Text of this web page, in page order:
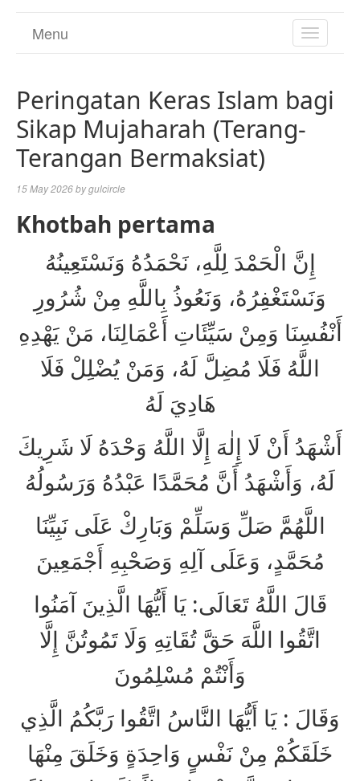
TOGGLE
Menu
Peringatan Keras Islam bagi
Sikap Mujaharah (Terang-
Terangan Bermaksiat)
15 May 2026bygulcircle
Khotbah pertama
إِنَّ الْحَمْدَ لِلَّهِ، نَحْمَدُهُ وَنَسْتَعِينُهُ
وَنَسْتَغْفِرُهُ، وَنَعُوذُ بِاللَّهِ مِنْ شُرُورِ
أَنْفُسِنَا وَمِنْ سَيِّئَاتِ أَعْمَالِنَا، مَنْ يَهْدِهِ
اللَّهُ فَلَا مُضِلَّ لَهُ، وَمَنْ يُضْلِلْ فَلَا
هَادِيَ لَهُ
أَشْهَدُ أَنْ لَا إِلٰهَ إِلَّا اللَّهُ وَحْدَهُ لَا شَرِيكَ
لَهُ، وَأَشْهَدُ أَنَّ مُحَمَّدًا عَبْدُهُ وَرَسُولُهُ
اللَّهُمَّ صَلِّ وَسَلِّمْ وَبَارِكْ عَلَى نَبِيِّنَا
مُحَمَّدٍ، وَعَلَى آلِهِ وَصَحْبِهِ أَجْمَعِينَ
قَالَ اللَّهُ تَعَالَى: يَا أَيُّهَا الَّذِينَ آمَنُوا
اتَّقُوا اللَّهَ حَقَّ تُقَاتِهِ وَلَا تَمُوتُنَّ إِلَّا
وَأَنْتُمْ مُسْلِمُونَ
وَقَالَ : يَا أَيُّهَا النَّاسُ اتَّقُوا رَبَّكُمُ الَّذِي
خَلَقَكُمْ مِنْ نَفْسٍ وَاحِدَةٍ وَخَلَقَ مِنْهَا